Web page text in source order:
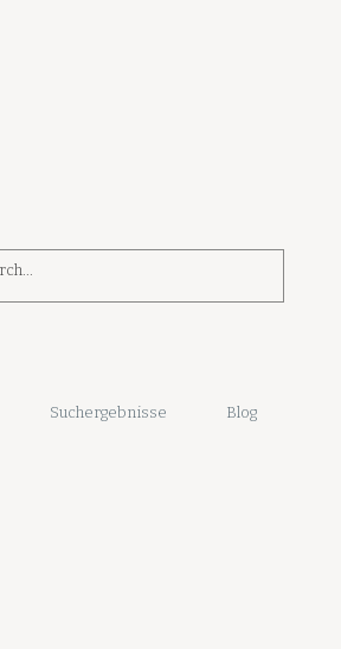
Suchergebnisse Blog